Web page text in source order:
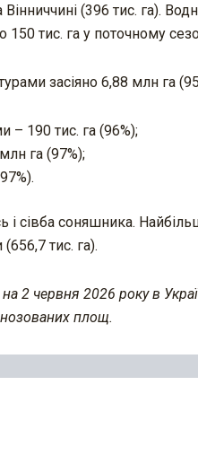
Вінниччині (396 тис. га).
150 тис. га у поточному
засіяно 6,88 млн га
– 190 тис. га (96%);
га (97%);
сівба соняшника.
тис. га).
2 червня 2026 року в
площ.